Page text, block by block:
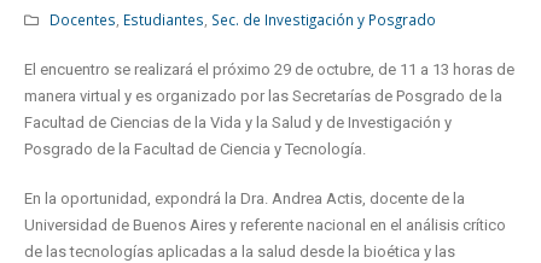
Docentes Estudiantes Sec. de Investigación y Posgrado
El encuentro se realizará el próximo 29 de octubre, de 11 a 13 horas de
manera virtual y es organizado por las Secretarías de Posgrado de la
Facultad de Ciencias de la Vida y la Salud y de Investigación y
Posgrado de la Facultad de Ciencia y Tecnología.
En la oportunidad, expondrá la Dra. Andrea Actis, docente de la
Universidad de Buenos Aires y referente nacional en el análisis crítico
de las tecnologías aplicadas a la salud desde la bioética y las